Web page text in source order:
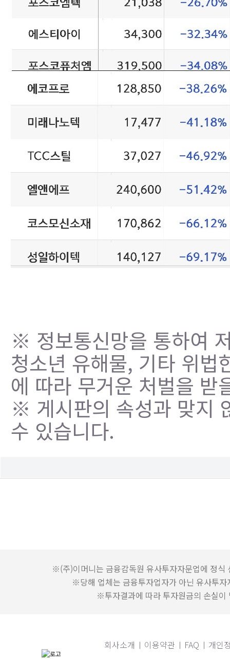
※ 정보통신망을 통하여
청소년 유해물, 기타 위법
에 따라 무거운 처벌을 받
※ 게시판의 속성과 맞지
수 있습니다.
※(주)이머니는 금융감독원 유사투자자문업에 정식
※당해 업체는 금융투자업자가 아닌 유사투
※투자결과에 따라 투자원금의 손실이
회사소개 이용약관 FAQ 개인